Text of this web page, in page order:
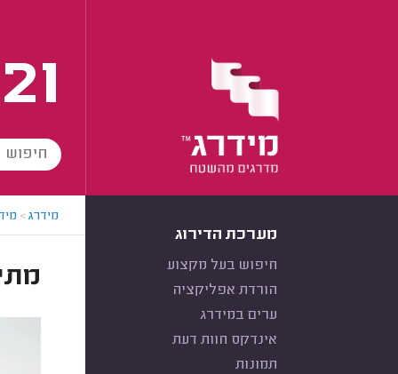
מערכת הדירוג
חיפוש בעל מקצוע
הורדת אפליקציה
ערים במידרג
אינדקס חוות דעת
תמונות
מידרג>